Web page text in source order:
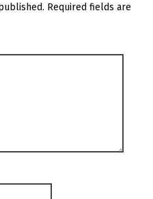
Required fields are